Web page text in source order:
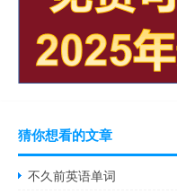
猜你想看的文章
不久前英语单词